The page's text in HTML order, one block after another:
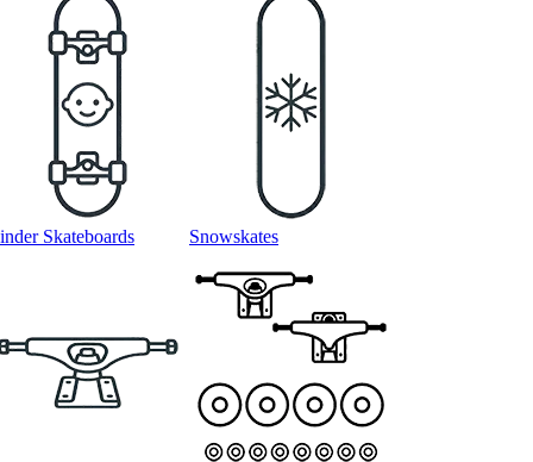
Skateboards Snowskates